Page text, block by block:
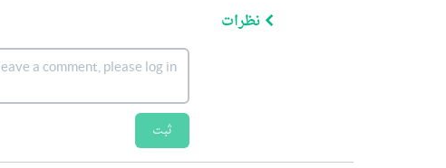
نظرات
ثبت